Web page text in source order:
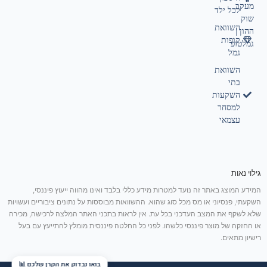
לכל ילד
השוואת
קופות
גמל
השוואת
בתי
השקעות
למסחר
עצמאי
מעקב
שוק
ההון |
גמלטופ
גילוי נאות
המידע המוצג באתר זה נועד למטרות מידע כללי בלבד ואינו מהווה ייעוץ פיננסי,
השקעתי, פנסיוני או מס מכל סוג שהוא. ההשוואות מבוססות על נתונים ציבוריים ועשויות
שלא לשקף את המצב העדכני בכל עת. אין לראות בתכני האתר המלצה לרכישה, מכירה
או החזקה של מוצר פיננסי כלשהו. לפני כל החלטה פיננסית מומלץ להתייעץ עם בעל
רישיון מתאים.
בואו נבדוק את הקרן שלכם 📊